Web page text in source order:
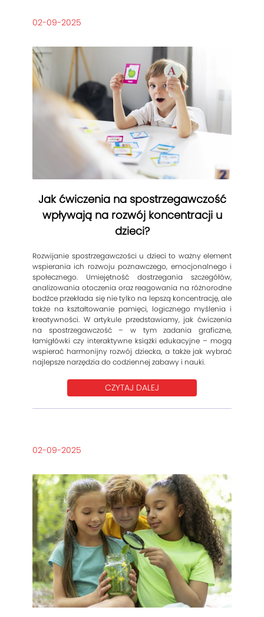
02-09-2025
Jak ćwiczenia na spostrzegawczość
wpływają na rozwój koncentracji u
dzieci?
Rozwijanie spostrzegawczości u dzieci to ważny element
wspierania ich rozwoju poznawczego, emocjonalnego i
społecznego. Umiejętność dostrzegania szczegółów,
analizowania otoczenia oraz reagowania na różnorodne
bodźce przekłada się nie tylko na lepszą koncentrację, ale
także na kształtowanie pamięci, logicznego myślenia i
kreatywności. W artykule przedstawiamy, jak ćwiczenia
na spostrzegawczość – w tym zadania graficzne,
łamigłówki czy interaktywne książki edukacyjne – mogą
wspierać harmonijny rozwój dziecka, a także jak wybrać
najlepsze narzędzia do codziennej zabawy i nauki.
CZYTAJ DALEJ
02-09-2025